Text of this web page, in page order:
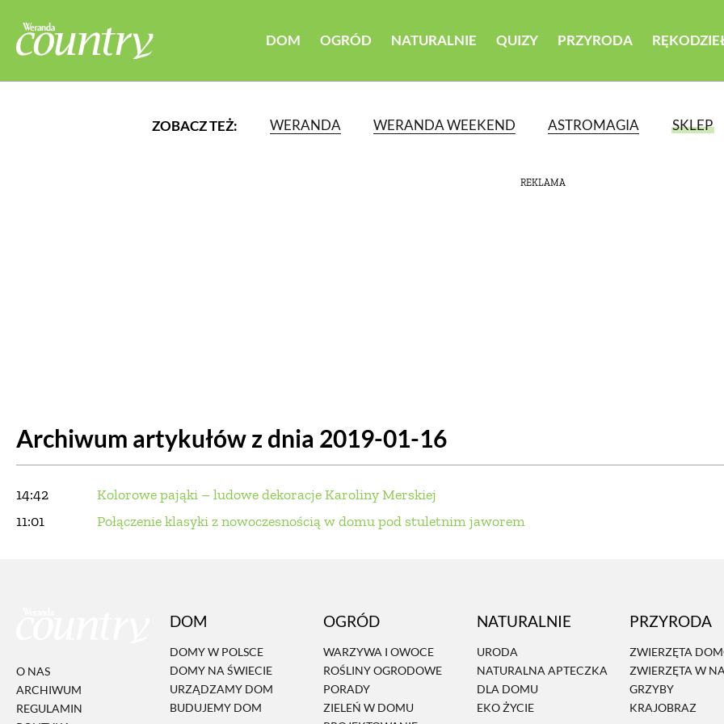
DOM OGRÓD NATURALNIE QUIZY PRZYRODA
ZOBACZ TEŻ: WERANDA WERANDA WEEKEND ASTROMAGIA SKLEP
REKLAMA
Archiwum artykułów z dnia 2019-01-16
14:42
Kolorowe pająki – ludowe dekoracje Karoliny Merskiej
11:01
Połączenie klasyki z nowoczesnością w domu pod stuletnim jaworem
O NAS
ARCHIWUM
REGULAMIN
DOM
DOMY W POLSCE
DOMY NA ŚWIECIE
URZĄDZAMY DOM
BUDUJEMY DOM
OGRÓD
WARZYWA I OWOCE
ROŚLINY OGRODOWE
PORADY
ZIELEŃ W DOMU
NATURALNIE
URODA
NATURALNA APTECZKA
DLA DOMU
EKO ŻYCIE
PRZYRODA
ZWIERZĘTA
ZWIERZĘTA W
GRZYBY
KRAJOBRAZ
OGRÓD WARZYWA I OWOCE
DLA DOMU EKO ŻYCIE PRZYRODA
DANIA GŁÓWNE CIASTA I DESERY DODATKI